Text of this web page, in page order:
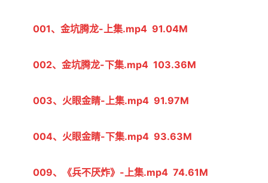
001、金坑腾龙-上集.mp4  91.04M
002、金坑腾龙-下集.mp4  103.36M
003、火眼金睛-上集.mp4  91.97M
004、火眼金睛-下集.mp4  93.63M
009、《兵不厌炸》-上集.mp4  74.61M